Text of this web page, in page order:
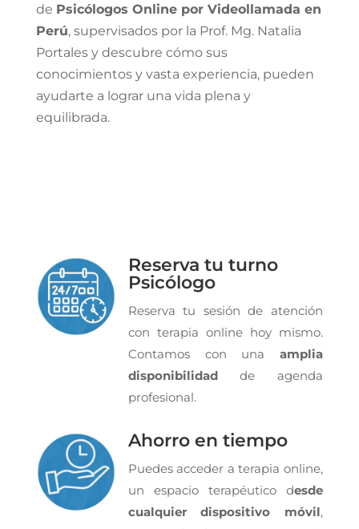
de Psicólogos Online por Videollamada en
Perú, supervisados por la Prof. Mg. Natalia
Portales y descubre cómo sus
conocimientos y vasta experiencia, pueden
ayudarte a lograr una vida plena y
equilibrada.
Reserva tu turno
Psicólogo
Reserva tu sesión de atención
con terapia online hoy mismo.
Contamos con una amplia
disponibilidadde agenda
profesional.
Ahorro en tiempo
Puedes acceder a terapia online,
un espacio terapéutico desde
cualquier dispositivo móvil,